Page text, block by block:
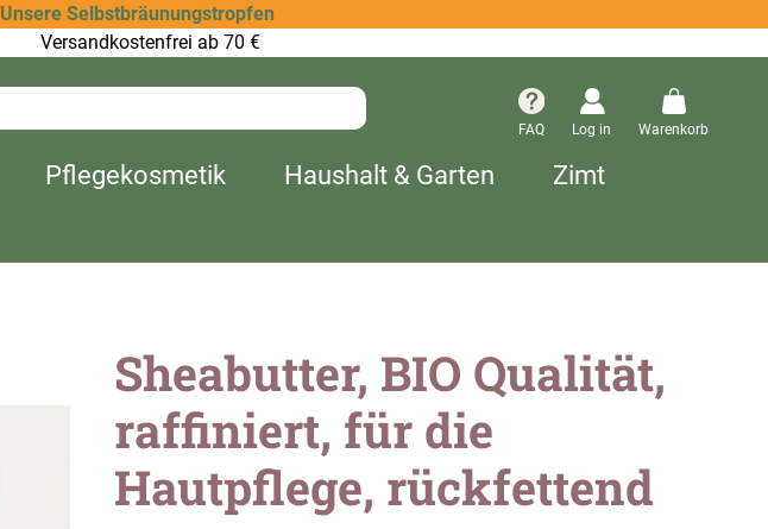
Unsere Selbstbräunungstropfen
Versandkostenfrei ab 70 €
FAQ Log in Warenkorb
Pflegekosmetik Haushalt & Garten
Zimt
Sheabutter, BIO Qualität,
raffiniert, für die
Hautpflege, rückfettend